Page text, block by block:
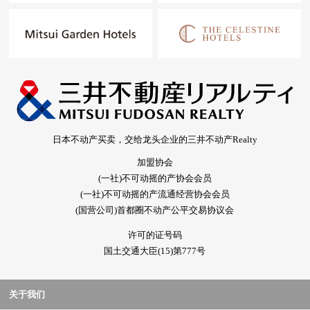
日本不动产买卖，交给龙头企业的三井不动产Realty
加盟协会
(一社)不可动摇的产协会会员
(一社)不可动摇的产流通经营协会会员
(国营公司)首都圈不动产公平交易协议会
许可的证号码
国土交通大臣(15)第777号
关于我们